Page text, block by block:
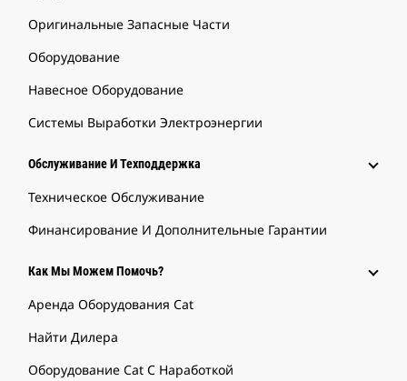
Оригинальные Запасные Части
Оборудование
Навесное Оборудование
Системы Выработки Электроэнергии
Обслуживание И Техподдержка
Техническое Обслуживание
Финансирование И Дополнительные Гарантии
Как Мы Можем Помочь?
Аренда Оборудования Cat
Найти Дилера
Оборудование Cat С Наработкой